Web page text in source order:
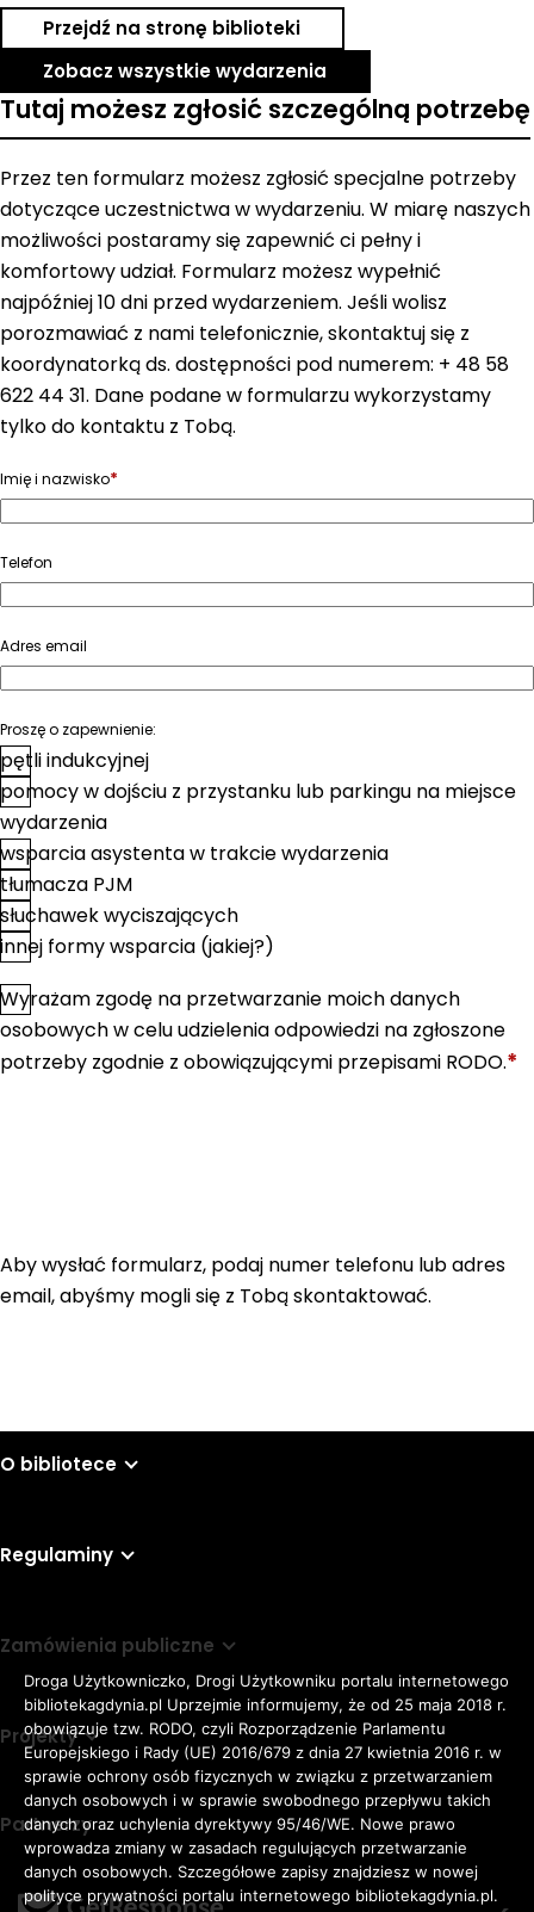
Rozmiar
czcionki
Adomyślna czcionka
Awiększa czcionka
KONTRAST:
ZWIĘKSZ
Przejdź na stronę biblioteki
Zobacz wszystkie wydarzenia
Tutaj możesz zgłosić szczególną potrzebę
Przez ten formularz możesz zgłosić specjalne potrzeby
dotyczące uczestnictwa w wydarzeniu. W miarę naszych
możliwości postaramy się zapewnić ci pełny i
komfortowy udział. Formularz możesz wypełnić
najpóźniej 10 dni przed wydarzeniem. Jeśli wolisz
porozmawiać z nami telefonicznie, skontaktuj się z
koordynatorką ds. dostępności pod numerem: + 48 58
622 44 31. Dane podane w formularzu wykorzystamy
tylko do kontaktu z Tobą.
Imię i nazwisko*
Telefon
Adres email
Proszę o zapewnienie:
pętli indukcyjnej
pomocy w dojściu z przystanku lub parkingu na miejsce
wydarzenia
wsparcia asystenta w trakcie wydarzenia
tłumacza PJM
słuchawek wyciszających
innej formy wsparcia (jakiej?)
Zgoda*
Wyrażam zgodę na przetwarzanie moich danych
osobowych w celu udzielenia odpowiedzi na zgłoszone
potrzeby zgodnie z obowiązującymi przepisami RODO.*
Aby wysłać formularz, podaj numer telefonu lub adres
email, abyśmy mogli się z Tobą skontaktować.
O bibliotece
Regulaminy
Zamówienia publiczne
Projekty
Partnerzy
Droga Użytkowniczko, Drogi Użytkowniku portalu internetowego
bibliotekagdynia.pl Uprzejmie informujemy, że od 25 maja 2018 r.
obowiązuje tzw. RODO, czyli Rozporządzenie Parlamentu
Europejskiego i Rady (UE) 2016/679 z dnia 27 kwietnia 2016 r. w
sprawie ochrony osób fizycznych w związku z przetwarzaniem
danych osobowych i w sprawie swobodnego przepływu takich
danych oraz uchylenia dyrektywy 95/46/WE. Nowe prawo
wprowadza zmiany w zasadach regulujących przetwarzanie
danych osobowych. Szczegółowe zapisy znajdziesz w nowej
polityce prywatności portalu internetowego bibliotekagdynia.pl.